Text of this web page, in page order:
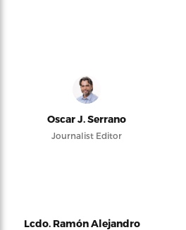
Oscar J. Serrano
Journalist Editor
Lcdo. Ramón Alejandro